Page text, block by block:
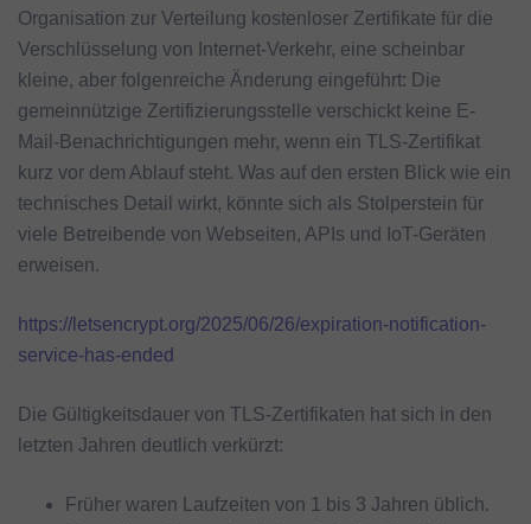
Organisation zur Verteilung kostenloser Zertifikate für die
Verschlüsselung von Internet-Verkehr, eine scheinbar
kleine, aber folgenreiche Änderung eingeführt: Die
gemeinnützige Zertifizierungsstelle verschickt keine E-
Mail-Benachrichtigungen mehr, wenn ein TLS-Zertifikat
kurz vor dem Ablauf steht. Was auf den ersten Blick wie ein
technisches Detail wirkt, könnte sich als Stolperstein für
viele Betreibende von Webseiten, APIs und IoT-Geräten
erweisen.
https://letsencrypt.org/2025/06/26/expiration-notification-
service-has-ended
Die Gültigkeitsdauer von TLS-Zertifikaten hat sich in den
letzten Jahren deutlich verkürzt:
Früher waren Laufzeiten von 1 bis 3 Jahren üblich.